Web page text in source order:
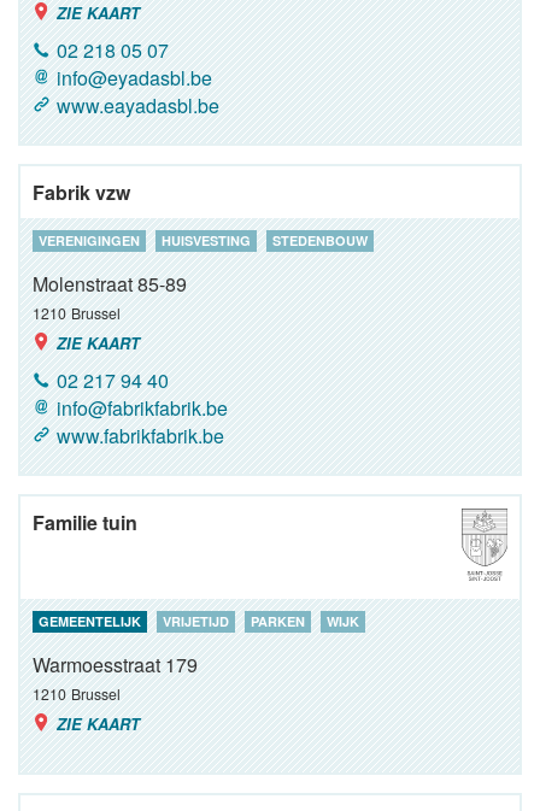
ZIE KAART
02 218 05 07
info@eyadasbl.be
www.eayadasbl.be
Fabrik vzw
VERENIGINGEN HUISVESTING STEDENBOUW
Molenstraat 85-89
1210 Brussel
ZIE KAART
02 217 94 40
info@fabrikfabrik.be
www.fabrikfabrik.be
Familie tuin
GEMEENTELIJK VRIJETIJD PARKEN WIJK
Warmoesstraat 179
1210 Brussel
ZIE KAART